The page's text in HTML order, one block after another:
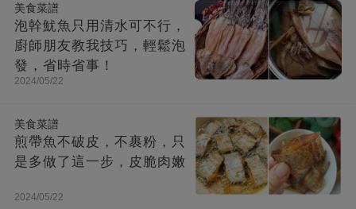
美食菜譜
泡幹魷魚只用清水可不行，
廚師朋友教我技巧，輕鬆泡
發，省時省事！
2024/05/22
美食菜譜
煎帶魚不破皮，不裹粉，只
是多做了這一步，皮脆肉嫩
2024/05/22